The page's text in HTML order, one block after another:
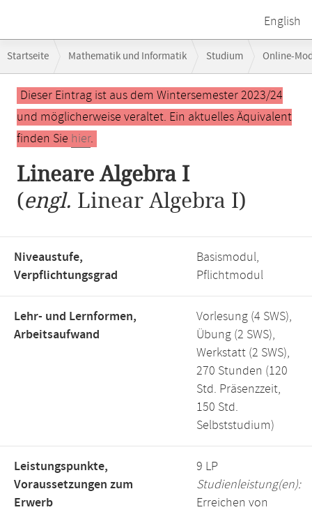
English
Navigation
Startseite Mathematik und Informatik Studium Online-
Hauptinhalt
Dieser Eintrag ist aus dem Wintersemester 2023/24
und möglicherweise veraltet. Ein aktuelles Äquivalent
finden Sie hier.
Lineare Algebra I
(engl. Linear Algebra I)
Niveaustufe,
Verpflichtungsgrad
Basismodul,
Pflichtmodul
Lehr- und Lernformen,
Arbeitsaufwand
Vorlesung (4 SWS),
Übung (2 SWS),
Werkstatt (2 SWS),
270 Stunden (120
Std. Präsenzzeit,
150 Std.
Selbststudium)
Leistungspunkte,
Voraussetzungen zum
Erwerb
9 LP
Studienleistung(en):
Erreichen von